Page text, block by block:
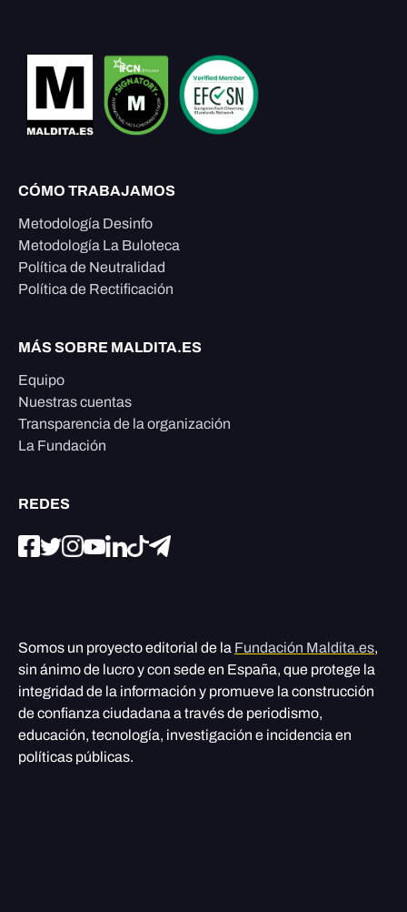
CÓMO TRABAJAMOS
Metodología Desinfo
Metodología La Buloteca
Política de Neutralidad
Política de Rectificación
MÁS SOBRE MALDITA.ES
Equipo
Nuestras cuentas
Transparencia de la organización
La Fundación
REDES
Somos un proyecto editorial de la Fundación Maldita.es,
sin ánimo de lucro y con sede en España, que protege la
integridad de la información y promueve la construcción
de confianza ciudadana a través de periodismo,
educación, tecnología, investigación e incidencia en
políticas públicas.